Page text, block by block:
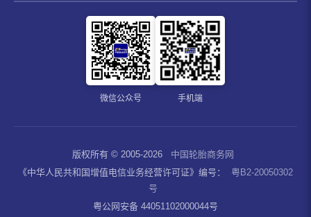
微信公众号 手机端
版权所有 © 2005-2026
中国轮胎商务网
《中华人民共和国增值电信业务经营许可证》编号：
粤B2-20050302
号
粤公网安备 44051102000044号